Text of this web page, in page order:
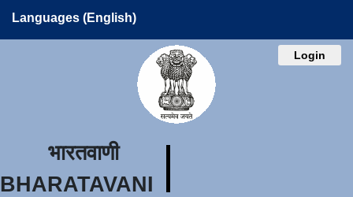
Languages (English)
Login
भारतवाणी
BHARATAVANI